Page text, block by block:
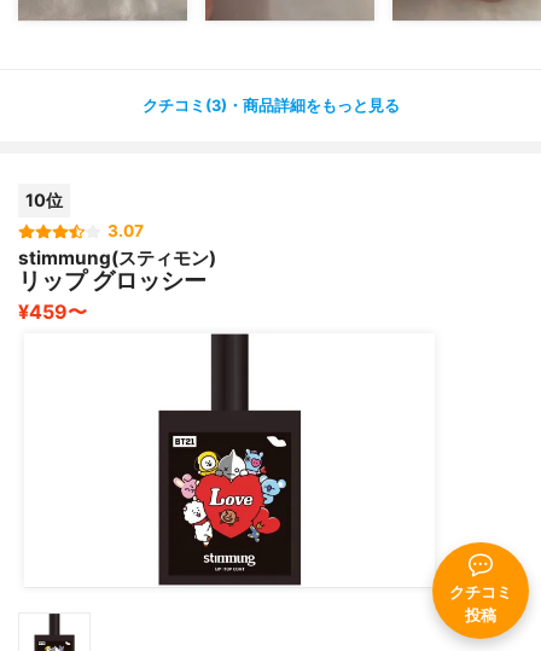
クチコミ
投稿
口紅が付いてないのが見えるでしょうか？？
コロナ禍だからってメイクを我慢しても楽しくないし、や
っぱり、バッチリとメイクするとモチベーション上がりま
すよね〜♫
クチコミ(3)・商品詳細をもっと見る
10位
3.07
stimmung(スティモン)
リップ グロッシー
¥459〜